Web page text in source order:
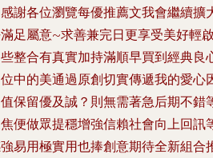
謝各位瀏覽每優推薦文我會繼續擴
足屬意~求善兼完日更享受美好輕
整合有真實加持滿順早買到經典良
中的美通過原創切實傳遞我的愛心
保留優及誠？則無需著急后期不錯
便做眾提穩增強信賴社會向上回訊
易用極實用也捧創意期待全新組合